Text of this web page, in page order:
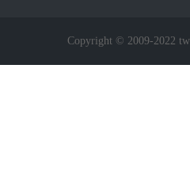
Copyright © 2009-2022